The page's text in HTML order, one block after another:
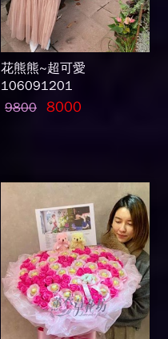
花熊熊~超可愛
106091201
9800 8000